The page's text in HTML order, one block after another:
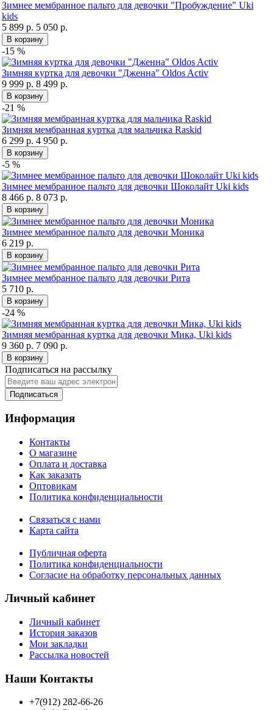
Зимнее мембранное пальто для девочки "Пробуждение" Uki
kids
5 899 р. 5 050 р.
В корзину
-15 %
Зимняя куртка для девочки "Дженна" Oldos Activ
9 999 р. 8 499 р.
В корзину
-21 %
Зимняя мембранная куртка для мальчика Raskid
6 299 р. 4 950 р.
В корзину
-5 %
Зимнее мембранное пальто для девочки Шоколайт Uki kids
8 466 р. 8 073 р.
В корзину
Зимнее мембранное пальто для девочки Моника
6 219 р.
В корзину
Зимнее мембранное пальто для девочки Рита
5 710 р.
В корзину
-24 %
Зимняя мембранная куртка для девочки Мика, Uki kids
9 360 р. 7 090 р.
В корзину
Подписаться на рассылку
Подписаться
Информация
Контакты
О магазине
Оплата и доставка
Как заказать
Оптовикам
Политика конфиденциальности
Связаться с нами
Карта сайта
Публичная оферта
Политика конфиденциальности
Согласие на обработку персональных данных
Личный кабинет
Личный кабинет
История заказов
Мои закладки
Рассылка новостей
Наши Контакты
+7(912) 282-66-26